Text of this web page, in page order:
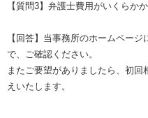
【質問3】弁護士費用がいくらか
【回答】当事務所のホームペー
で、ご確認ください。
またご要望がありましたら、初
えいたします。